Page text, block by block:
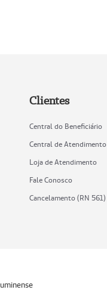
Clientes
Central do Beneficiário
Central de Atendimento
Loja de Atendimento
Fale Conosco
Cancelamento (RN 561)